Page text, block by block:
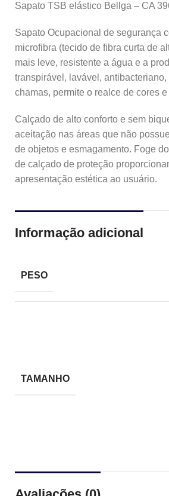
Sapato TSB elástico Bellga – CA
Sapato Ocupacional de segurança
microfibra (tecido de fibra curta de
mais leve, resistente a água e a
transpirável, lavável, antibacteriano,
chamas, permite o realce de cores
Calçado de alto conforto e sem
aceitação nas áreas que não
de objetos e esmagamento. Foge
de calçado de proteção
apresentação estética ao usuário.
Informação adicional
PESO
TAMANHO